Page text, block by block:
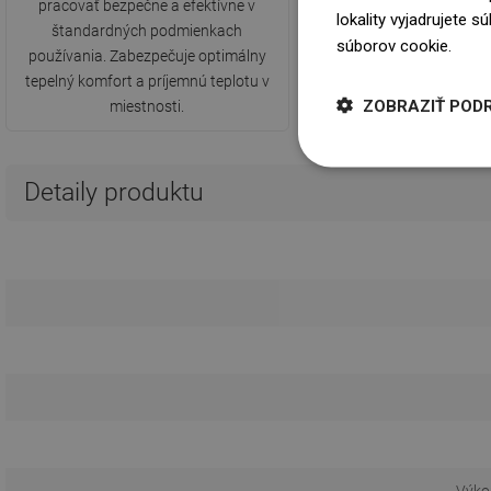
pracovať bezpečne a efektívne v
štandardných podmienkach
používania. Zabezpečuje optimálny
tepelný komfort a príjemnú teplotu v
miestnosti.
°C. Umožňuje efektívne
vykurovanie
zaisťuje bezpečnosť
Detaily produktu
lokality vyjadrujete
súborov cookie.
ZOBRAZIŤ